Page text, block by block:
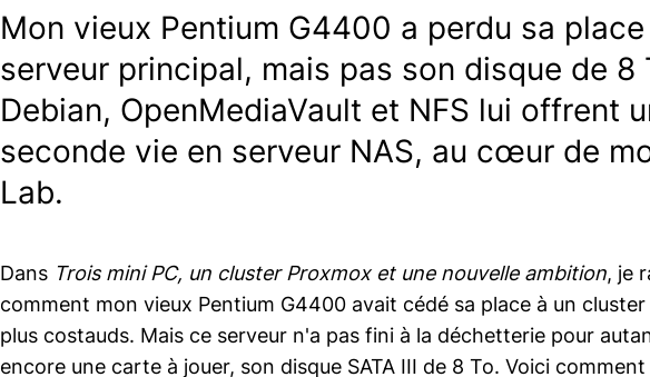
Mon vieux Pentium G4400 a perdu sa
serveur principal, mais pas son disque de 8
Debian, OpenMediaVault et NFS lui offrent
seconde vie en serveur NAS, au cœur de
Lab.
Dans Trois mini PC, un cluster Proxmox et une nouvelle ambition, je
comment mon vieux Pentium G4400 avait cédé sa place à un cluster
plus costauds. Mais ce serveur n'a pas fini à la déchetterie pour
encore une carte à jouer, son disque SATA III de 8 To. Voici